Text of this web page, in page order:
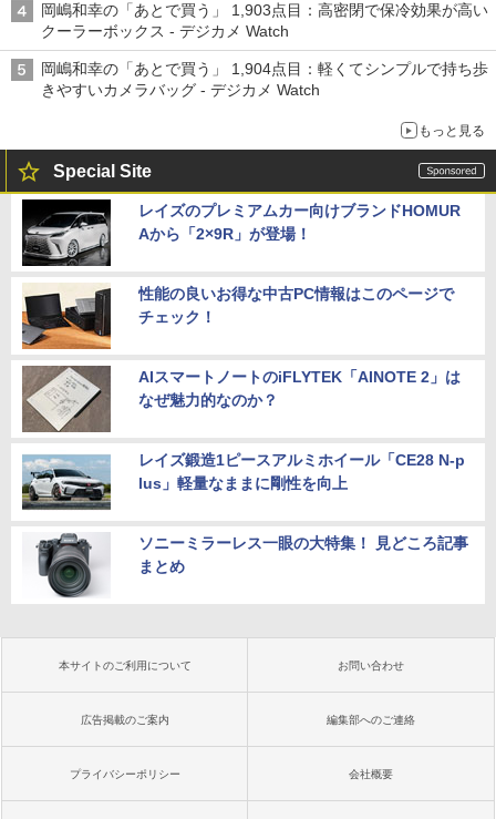
岡嶋和幸の「あとで買う」 1,903点目：高密閉で保冷効果が高い
クーラーボックス - デジカメ Watch
岡嶋和幸の「あとで買う」 1,904点目：軽くてシンプルで持ち歩
きやすいカメラバッグ - デジカメ Watch
もっと見る
Special Site
レイズのプレミアムカー向けブランドHOMUR
Aから「2×9R」が登場！
性能の良いお得な中古PC情報はこのページで
チェック！
AIスマートノートのiFLYTEK「AINOTE 2」は
なぜ魅力的なのか？
レイズ鍛造1ピースアルミホイール「CE28 N-p
lus」軽量なままに剛性を向上
ソニーミラーレス一眼の大特集！ 見どころ記事
まとめ
本サイトのご利用について お問い合わせ
広告掲載のご案内 編集部へのご連絡
プライバシーポリシー 会社概要